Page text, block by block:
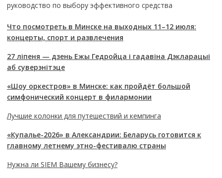
руководство по выбору эффективного средства
Что посмотреть в Минске на выходных 11–12 июля:
концерты, спорт и развлечения
27 ліпеня — дзень Ежы Гедройца і гадавіна Дэкларацыі
аб суверэнітэце
«Шоу оркестров» в Минске: как пройдёт большой
симфонический концерт в филармонии
Лучшие колонки для путешествий и кемпинга
«Купалье-2026» в Александрии: Беларусь готовится к
главному летнему этно-фестивалю страны
Нужна ли SIEM Вашему бизнесу?